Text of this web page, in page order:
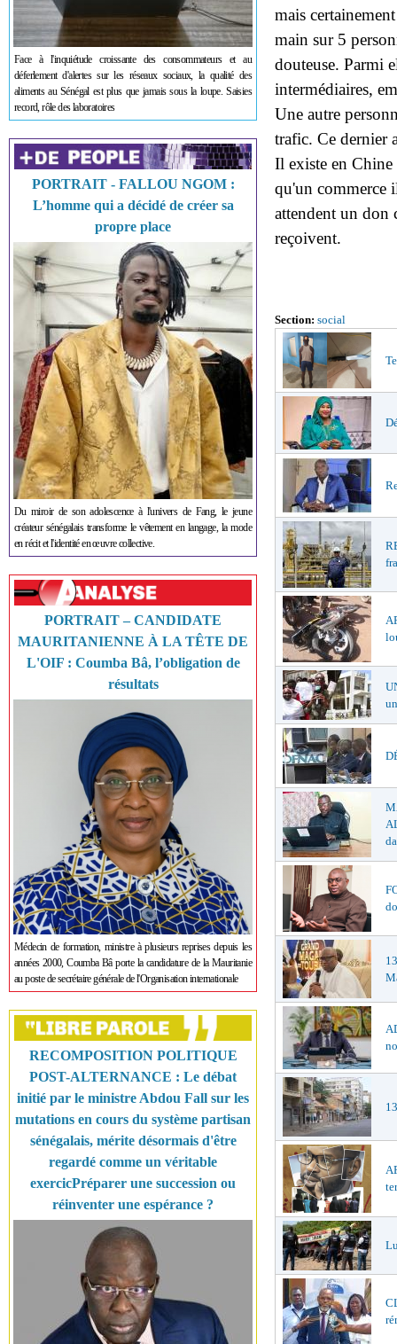
Face à l'inquiétude croissante des consommateurs et au
déferlement d'alertes sur les réseaux sociaux, la qualité des
aliments au Sénégal est plus que jamais sous la loupe. Saisies
record, rôle des laboratoires
PORTRAIT - FALLOU NGOM :
L’homme qui a décidé de créer sa
propre place
Du miroir de son adolescence à l'univers de Fang, le jeune
créateur sénégalais transforme le vêtement en langage, la mode
en récit et l'identité en œuvre collective.
PORTRAIT – CANDIDATE
MAURITANIENNE À LA TÊTE DE
L'OIF : Coumba Bâ, l’obligation de
résultats
Médecin de formation, ministre à plusieurs reprises depuis les
années 2000, Coumba Bâ porte la candidature de la Mauritanie
au poste de secrétaire générale de l'Organisation internationale
RECOMPOSITION POLITIQUE
POST-ALTERNANCE : Le débat
initié par le ministre Abdou Fall sur les
mutations en cours du système partisan
sénégalais, mérite désormais d'être
regardé comme un véritable
exercicPréparer une succession ou
réinventer une espérance ?
mais
main sur 5
douteuse. Parmi
intermédiaires,
Une autre
trafic. Ce dernier
Il existe en Chine
qu'un commerce
attendent un don
reçoivent.
Section: social